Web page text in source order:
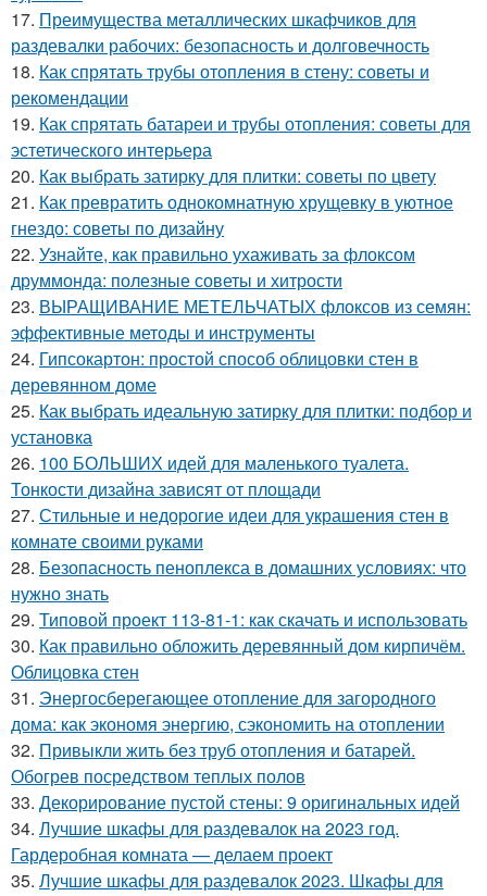
17. Преимущества металлических шкафчиков для
раздевалки рабочих: безопасность и долговечность
18. Как спрятать трубы отопления в стену: советы и
рекомендации
19. Как спрятать батареи и трубы отопления: советы для
эстетического интерьера
20. Как выбрать затирку для плитки: советы по цвету
21. Как превратить однокомнатную хрущевку в уютное
гнездо: советы по дизайну
22. Узнайте, как правильно ухаживать за флоксом
друммонда: полезные советы и хитрости
23. ВЫРАЩИВАНИЕ МЕТЕЛЬЧАТЫХ флоксов из семян:
эффективные методы и инструменты
24. Гипсокартон: простой способ облицовки стен в
деревянном доме
25. Как выбрать идеальную затирку для плитки: подбор и
установка
26. 100 БОЛЬШИХ идей для маленького туалета.
Тонкости дизайна зависят от площади
27. Стильные и недорогие идеи для украшения стен в
комнате своими руками
28. Безопасность пеноплекса в домашних условиях: что
нужно знать
29. Типовой проект 113-81-1: как скачать и использовать
30. Как правильно обложить деревянный дом кирпичём.
Облицовка стен
31. Энергосберегающее отопление для загородного
дома: как экономя энергию, сэкономить на отоплении
32. Привыкли жить без труб отопления и батарей.
Обогрев посредством теплых полов
33. Декорирование пустой стены: 9 оригинальных идей
34. Лучшие шкафы для раздевалок на 2023 год.
Гардеробная комната — делаем проект
35. Лучшие шкафы для раздевалок 2023. Шкафы для